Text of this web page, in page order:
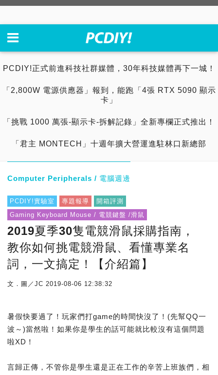
PCDIY!正式前進科技社群媒體，30年科技媒體再下一城！
「2,800W 電源供應器」報到，能跑「4張 RTX 5090 顯示
卡」
「挑戰 1000 萬張-顯示卡-拆解記錄」全新專欄正式推出！
「君主 MONTECH」十週年擴大營運進駐林口新總部
Computer Peripherals / 電腦週邊
PCDIY!實驗室 專題報導
開箱評測
Gaming Keyboard Mouse / 電競鍵盤 /滑鼠
2019夏季30隻電競滑鼠採購指南，
教你如何挑電競滑鼠、看懂專業名
詞，一文搞定！【介紹篇】
文．圖／JC 2019-08-06 12:38:32
暑假快要過了！玩家們打game的時間快沒了！(先幫QQ一
波～)當然啦！如果你是學生的話可能就比較沒有這個問題
啦XD！
言歸正傳，不管你是學生還是正在工作的辛苦上班族們，相